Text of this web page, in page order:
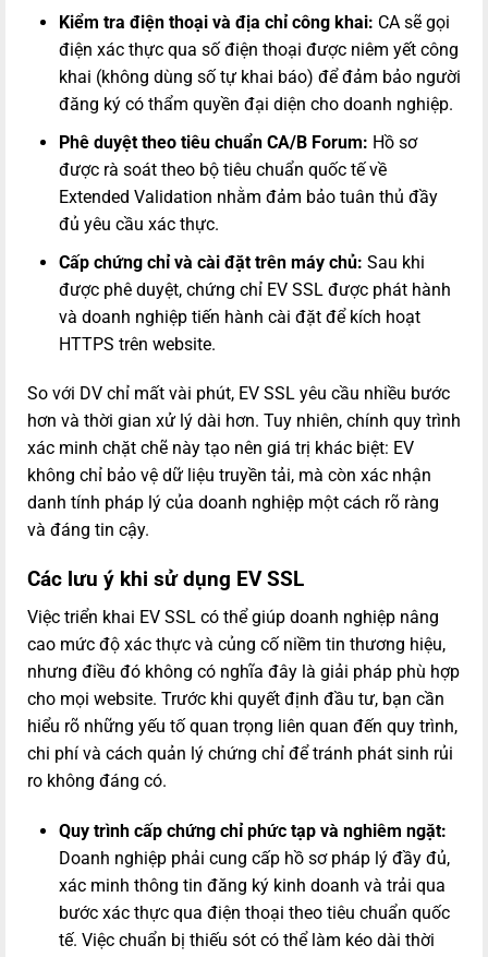
Kiểm tra điện thoại và địa chỉ công khai: CA sẽ gọi
điện xác thực qua số điện thoại được niêm yết công
khai (không dùng số tự khai báo) để đảm bảo người
đăng ký có thẩm quyền đại diện cho doanh nghiệp.
Phê duyệt theo tiêu chuẩn CA/B Forum: Hồ sơ
được rà soát theo bộ tiêu chuẩn quốc tế về
Extended Validation nhằm đảm bảo tuân thủ đầy
đủ yêu cầu xác thực.
Cấp chứng chỉ và cài đặt trên máy chủ: Sau khi
được phê duyệt, chứng chỉ EV SSL được phát hành
và doanh nghiệp tiến hành cài đặt để kích hoạt
HTTPS trên website.
So với DV chỉ mất vài phút, EV SSL yêu cầu nhiều bước
hơn và thời gian xử lý dài hơn. Tuy nhiên, chính quy trình
xác minh chặt chẽ này tạo nên giá trị khác biệt: EV
không chỉ bảo vệ dữ liệu truyền tải, mà còn xác nhận
danh tính pháp lý của doanh nghiệp một cách rõ ràng
và đáng tin cậy.
Các lưu ý khi sử dụng EV SSL
Việc triển khai EV SSL có thể giúp doanh nghiệp nâng
cao mức độ xác thực và củng cố niềm tin thương hiệu,
nhưng điều đó không có nghĩa đây là giải pháp phù hợp
cho mọi website. Trước khi quyết định đầu tư, bạn cần
hiểu rõ những yếu tố quan trọng liên quan đến quy trình,
chi phí và cách quản lý chứng chỉ để tránh phát sinh rủi
ro không đáng có.
Quy trình cấp chứng chỉ phức tạp và nghiêm ngặt:
Doanh nghiệp phải cung cấp hồ sơ pháp lý đầy đủ,
xác minh thông tin đăng ký kinh doanh và trải qua
bước xác thực qua điện thoại theo tiêu chuẩn quốc
tế. Việc chuẩn bị thiếu sót có thể làm kéo dài thời